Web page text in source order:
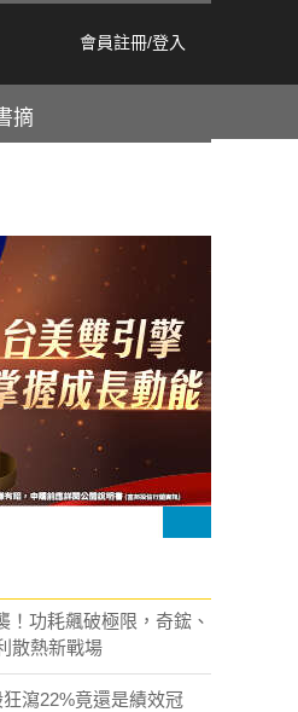
會員註冊/登入
摘
！功耗飆破極限，奇鋐、
散熱新戰場
瀉22%竟還是績效冠